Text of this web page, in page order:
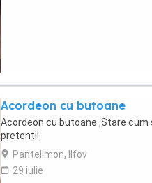
Acordeon cu butoane
Acordeon cu butoane ,Stare cum
pretentii.
Pantelimon, Ilfov
29 iulie